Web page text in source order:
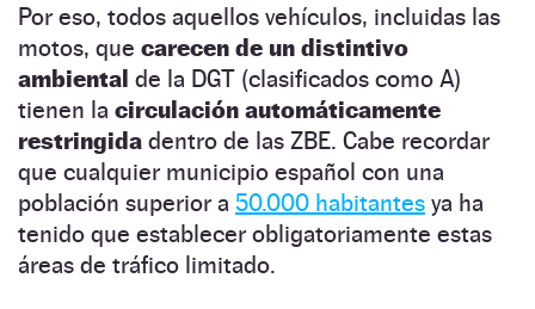
Por eso, todos aquellos vehículos, incluidas las
motos, que carecen de un distintivo
ambiental de la DGT (clasificados como A)
tienen la circulación automáticamente
restringida dentro de las ZBE. Cabe recordar
que cualquier municipio español con una
población superior a 50.000 habitantes ya ha
tenido que establecer obligatoriamente estas
áreas de tráfico limitado.